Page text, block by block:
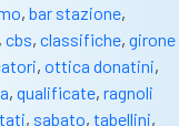
, bar stazione,
, cbs, classifiche, girone
, ottica donatini,
, qualificate, ragnoli
, sabato, tabellini,